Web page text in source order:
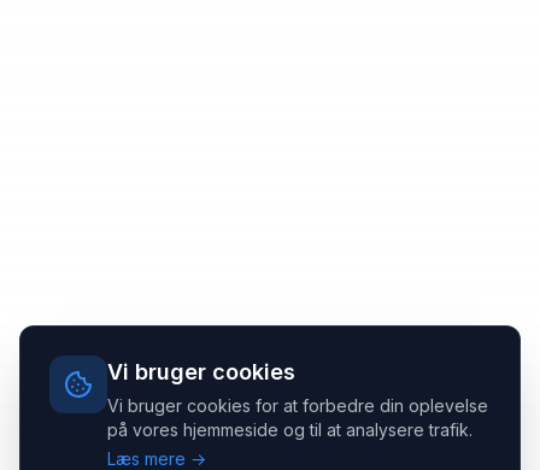
Vi bruger cookies
Vi bruger cookies for at forbedre din oplevelse
på vores hjemmeside og til at analysere trafik.
Læs mere →